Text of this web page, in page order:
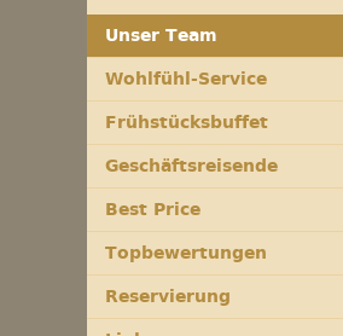
Unser Team
Wohlfühl-Service
Frühstücksbuffet
Geschäftsreisende
Best Price
Topbewertungen
Reservierung